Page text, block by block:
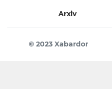
Arxiv
© 2023 Xabardor